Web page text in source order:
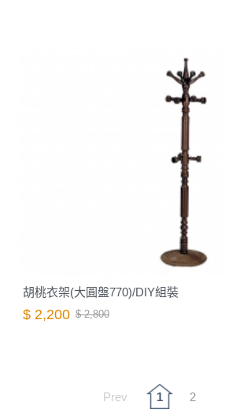
胡桃衣架(大圓盤770)/DIY組裝
$ 2,200 $ 2,800
Prev 1 2